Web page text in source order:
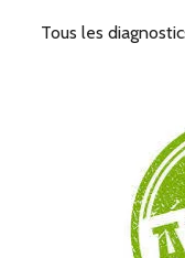
Tous les